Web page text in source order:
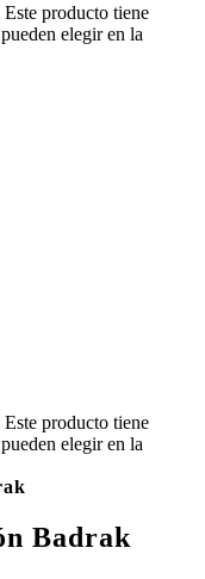
Este producto tiene
elegir en la
Este producto tiene
elegir en la
Badrak